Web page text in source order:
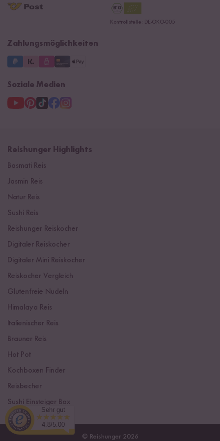
Reishunger Gutscheine
Kontrollstelle: DE-ÖKO-005
Zahlungsmöglichkeiten
Soziale Medien
Reishunger Highlights
Basmati Reis
Jasmin Reis
Natur Reis
Sushi Reis
Reishunger Reiskocher
Digitaler Reiskocher
Digitaler Mini Reiskocher
Reiskocher Vergleich
Glutenfreie Nudeln
Himalaya Reis
Italienischer Reis
Brauner Reis
Hot Pot
Kochboxen Finder
Reisbecher
Sushi Einsteiger Box
© Reishunger 2026
Sehr gut
4.8/5.00